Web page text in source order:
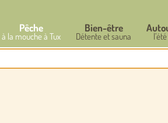
Pêche
à la mouche à Tux
Bien-être
Détente et sauna